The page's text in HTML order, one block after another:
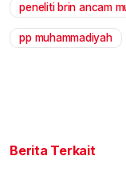
peneliti brin ancam
pp muhammadiyah
Berita Terkait